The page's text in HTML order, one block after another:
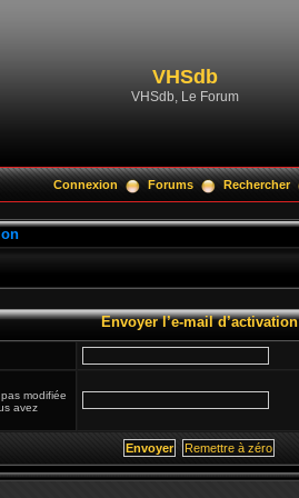
VHSdb
VHSdb, Le Forum
Connexion Forums Rechercher
Envoyer l’e-mail d’activation
modifiée
avez